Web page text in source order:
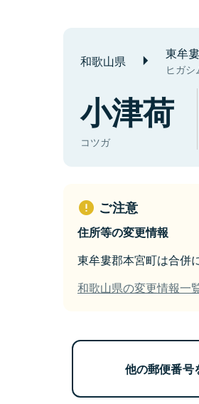
和歌山県 東牟
ヒガ
小津荷
コツガ
ご注意
住所等の変更情報
東牟婁郡本宮町は合併
和歌山県の変更情報一
他の郵便番号